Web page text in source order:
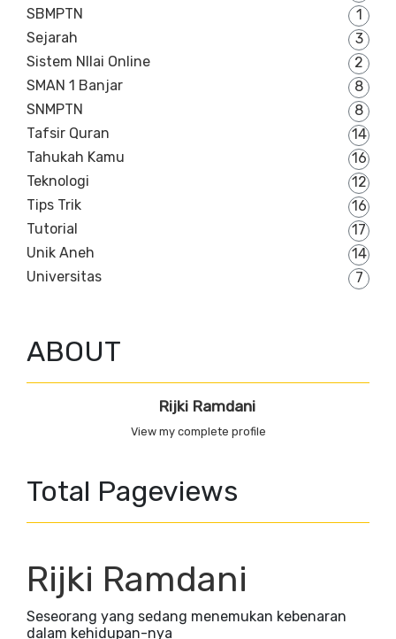
SBMPTN
1
Sejarah
3
Sistem NIlai Online
2
SMAN 1 Banjar
8
SNMPTN
8
Tafsir Quran
14
Tahukah Kamu
16
Teknologi
12
Tips Trik
16
Tutorial
17
Unik Aneh
14
Universitas
7
ABOUT
Rijki Ramdani
View my complete profile
Total Pageviews
Rijki Ramdani
Seseorang yang sedang menemukan kebenaran
dalam kehidupan-nya